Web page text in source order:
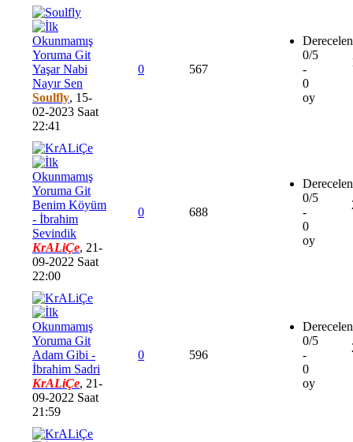
Yaşar Nabi
Nayır Sen
Soulfly, 15-
02-2023 Saat
22:41
0 567
0/5
-
0
oy
Benim Köyüm
- İbrahim
Sevindik
KrALiÇe, 21-
09-2022 Saat
22:00
0 688
0/5
-
0
oy
Adam Gibi -
İbrahim Sadri
KrALiÇe, 21-
09-2022 Saat
21:59
0 596
0/5
-
0
oy